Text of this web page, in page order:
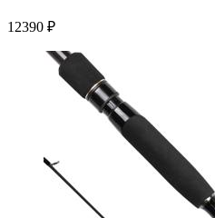
12390 ₽